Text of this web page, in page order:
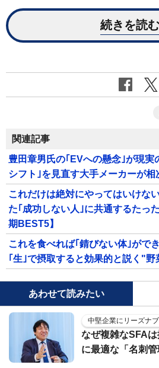
続きを読む
関連記事
豊田章男氏の｢EVへの懸念｣が現
シフト｣を見直す大手メーカーが相
これだけは絶対にやってはいけな
た｢成功しない人｣に共通するたっ
期BEST5】
これを食べれば｢錆びない体｣がで
｢生｣で摂取すると効果的と説く"野
あわせて読みたい
中堅企業にリーズナ
なぜ複雑なSFA
に最適な「名刺